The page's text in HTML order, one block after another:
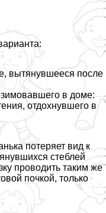
вытянувшееся после
в доме:
отдохнувшего в
потеряет вид к
стeблей
проводить таким же
почкой, только